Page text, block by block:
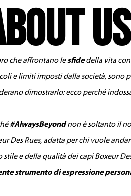
US
che affrontano lesfidedella vita con
e limiti imposti dalla società, sono
dimostrarlo: ecco perché
#AlwaysBeyondnon è soltanto il
Des Rues, adatta per chi vuole
stile e della qualità dei capi Boxeur
strumento di espressione